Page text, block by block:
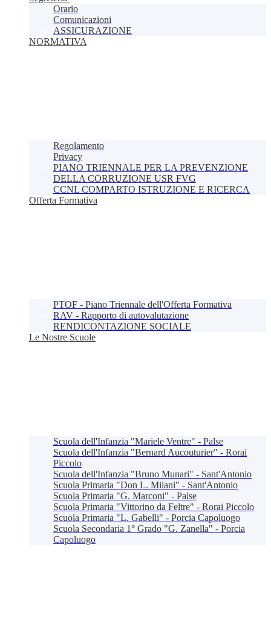
Orario
Comunicazioni
ASSICURAZIONE
NORMATIVA
Regolamento
Privacy
PIANO TRIENNALE PER LA PREVENZIONE
DELLA CORRUZIONE USR FVG
CCNL COMPARTO ISTRUZIONE E RICERCA
Offerta Formativa
PTOF - Piano Triennale dell'Offerta Formativa
RAV - Rapporto di autovalutazione
RENDICONTAZIONE SOCIALE
Le Nostre Scuole
Scuola dell'Infanzia "Mariele Ventre" - Palse
Scuola dell'Infanzia "Bernard Aucouturier" - Rorai
Piccolo
Scuola dell'Infanzia "Bruno Munari" - Sant'Antonio
Scuola Primaria "Don L. Milani" - Sant'Antonio
Scuola Primaria "G. Marconi" - Palse
Scuola Primaria "Vittorino da Feltre" - Rorai Piccolo
Scuola Primaria "L. Gabelli" - Porcia Capoluogo
Scuola Secondaria 1° Grado "G. Zanella" - Porcia
Capoluogo